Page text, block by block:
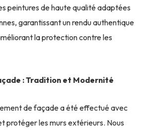
peintures de haute qualité adaptées
garantissant un rendu authentique
la protection contre les
: Tradition et Modernité
de façade a été effectué avec
protéger les murs extérieurs. Nous